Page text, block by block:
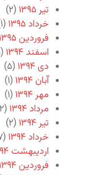
تیر ۱۳۹۵
(۲)
خرداد ۱۳۹۵
(۱)
فروردین ۱۳۹۵
اسفند ۱۳۹۴
(۱)
دی ۱۳۹۴
(۵)
آبان ۱۳۹۴
(۱)
مهر ۱۳۹۴
(۱)
مرداد ۱۳۹۴
(۲)
تیر ۱۳۹۴
(۲)
خرداد ۱۳۹۴
(۷)
اردیبهشت ۱۳۹۴
فروردین ۱۳۹۴